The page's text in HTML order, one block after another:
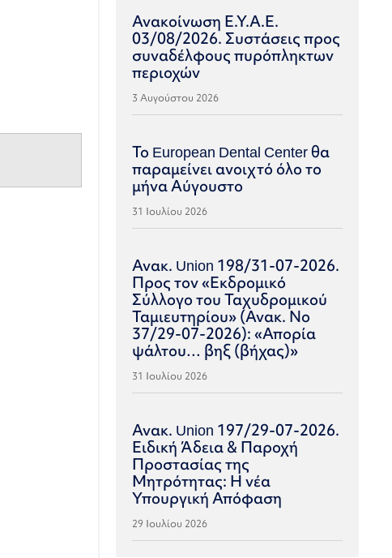
Ανακοίνωση Ε.Υ.Α.Ε.
03/08/2026. Συστάσεις προς
συναδέλφους πυρόπληκτων
περιοχών
3 Αυγούστου 2026
Το European Dental Center θα
παραμείνει ανοιχτό όλο το
μήνα Αύγουστο
31 Ιουλίου 2026
Ανακ. Union 198/31-07-2026.
Προς τον «Εκδρομικό
Σύλλογο του Ταχυδρομικού
Ταμιευτηρίου» (Ανακ. Νο
37/29-07-2026): «Απορία
ψάλτου… βηξ (βήχας)»
31 Ιουλίου 2026
Ανακ. Union 197/29-07-2026.
Ειδική Άδεια & Παροχή
Προστασίας της
Μητρότητας: Η νέα
Υπουργική Απόφαση
29 Ιουλίου 2026